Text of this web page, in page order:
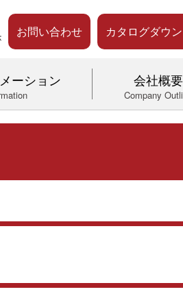
お問い合わせ カタログダウ
ーション 会社概要
Company